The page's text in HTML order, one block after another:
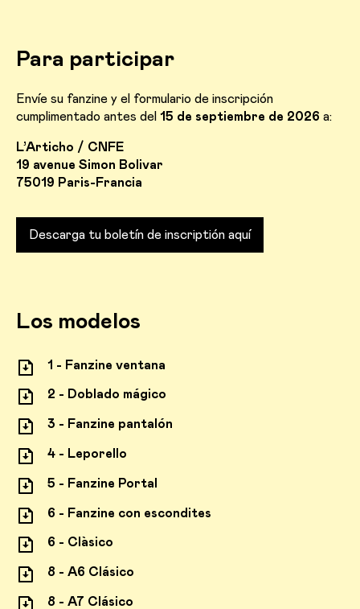
Para participar
Envíe su fanzine y el formulario de inscripción
cumplimentado antes del 15 de septiembre de 2026 a:
L’Articho / CNFE
19 avenue Simon Bolivar
75019 Paris-Francia
Descarga tu boletín de inscriptión aquí
Los modelos
1 - Fanzine ventana
2 - Doblado mágico
3 - Fanzine pantalón
4 - Leporello
5 - Fanzine Portal
6 - Fanzine con escondites
6 - Clàsico
8 - A6 Clásico
8 - A7 Clásico